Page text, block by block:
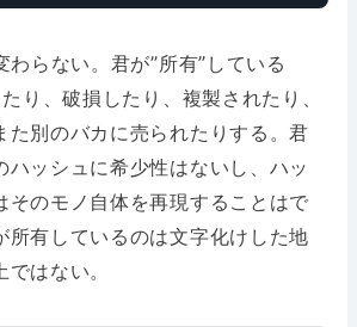
らない。君が”所有”している
り、破損したり、複製されたり、
た別のバカに売られたりする。君
ハッシュに希少性はないし、ハッ
そのモノ自体を再現することはで
所有しているのは文字化けした地
はない。